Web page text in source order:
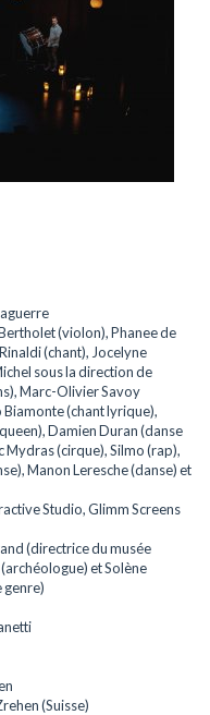
(violon), Phanee de
(chant), Jocelyne
sous la direction de
Marc-Olivier Savoy
(chant lyrique),
Damien Duran (danse
Mydras (cirque), Silmo (rap),
Manon Leresche (danse) et
Studio, Glimm Screens
(directrice du musée
et Solène
genre)
(Suisse)